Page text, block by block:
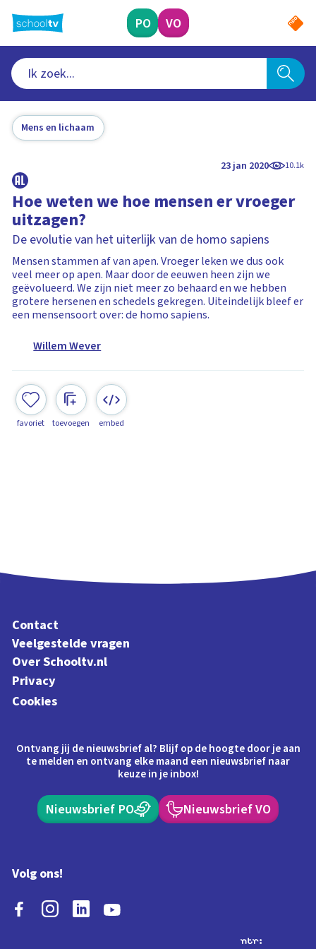
naar
hoofdinhoud
PO VO
Mens en lichaam
23 jan 2020 10.1k
Hoe weten we hoe mensen er vroeger
uitzagen?
De evolutie van het uiterlijk van de homo sapiens
Mensen stammen af van apen. Vroeger leken we dus ook
veel meer op apen. Maar door de eeuwen heen zijn we
geëvolueerd. We zijn niet meer zo behaard en we hebben
grotere hersenen en schedels gekregen. Uiteindelijk bleef er
een mensensoort over: de homo sapiens.
Willem Wever
favoriet toevoegen embed
Contact
Veelgestelde vragen
Over Schooltv.nl
Privacy
Cookies
Ontvang jij de nieuwsbrief al? Blijf op de hoogte door je aan
te melden en ontvang elke maand een nieuwsbrief naar
keuze in je inbox!
Nieuwsbrief PO Nieuwsbrief VO
Volg ons!